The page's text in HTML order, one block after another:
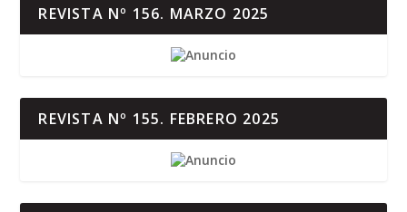
REVISTA Nº 156. MARZO 2025
REVISTA Nº 155. FEBRERO 2025